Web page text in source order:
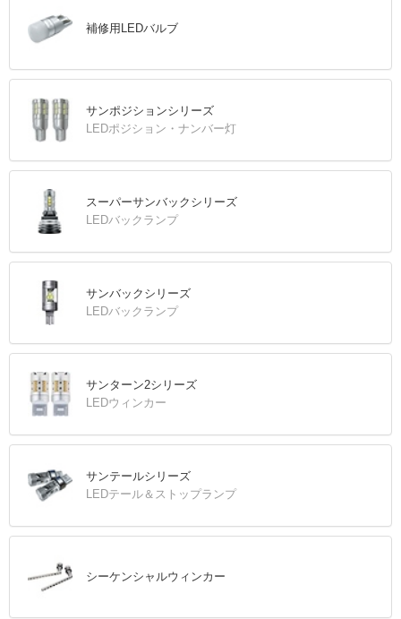
補修用LEDバルブ
サンポジションシリーズ
LEDポジション・ナンバー灯
スーパーサンバックシリーズ
LEDバックランプ
サンバックシリーズ
LEDバックランプ
サンターン2シリーズ
LEDウィンカー
サンテールシリーズ
LEDテール＆ストップランプ
シーケンシャルウィンカー